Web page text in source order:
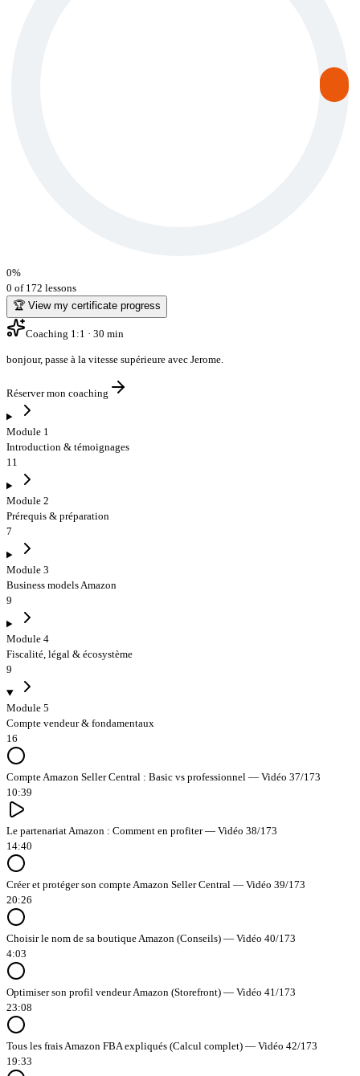
0%
0 of 172 lessons
🏆 View my certificate progress
Coaching 1:1 · 30 min
bonjour, passe à la vitesse supérieure avec Jerome.
Réserver mon coaching
Module 1
Introduction & témoignages
11
Module 2
Prérequis & préparation
7
Module 3
Business models Amazon
9
Module 4
Fiscalité, légal & écosystème
9
Module 5
Compte vendeur & fondamentaux
16
Compte Amazon Seller Central : Basic vs professionnel — Vidéo 37/173
10:39
Le partenariat Amazon : Comment en profiter — Vidéo 38/173
14:40
Créer et protéger son compte Amazon Seller Central — Vidéo 39/173
20:26
Choisir le nom de sa boutique Amazon (Conseils) — Vidéo 40/173
4:03
Optimiser son profil vendeur Amazon (Storefront) — Vidéo 41/173
23:08
Tous les frais Amazon FBA expliqués (Calcul complet) — Vidéo 42/173
19:33